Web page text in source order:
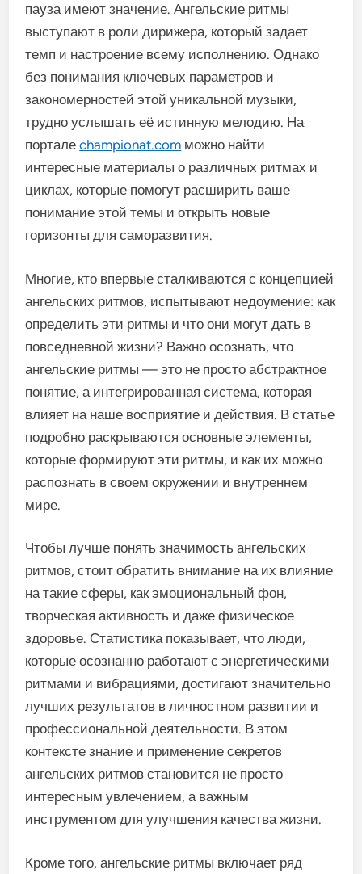
пауза имеют значение. Ангельские ритмы
выступают в роли дирижера, который задает
темп и настроение всему исполнению. Однако
без понимания ключевых параметров и
закономерностей этой уникальной музыки,
трудно услышать её истинную мелодию. На
порталеchampionat.com можно найти
интересные материалы о различных ритмах и
циклах, которые помогут расширить ваше
понимание этой темы и открыть новые
горизонты для саморазвития.
Многие, кто впервые сталкиваются с концепцией
ангельских ритмов, испытывают недоумение: как
определить эти ритмы и что они могут дать в
повседневной жизни? Важно осознать, что
ангельские ритмы — это не просто абстрактное
понятие, а интегрированная система, которая
влияет на наше восприятие и действия. В статье
подробно раскрываются основные элементы,
которые формируют эти ритмы, и как их можно
распознать в своем окружении и внутреннем
мире.
Чтобы лучше понять значимость ангельских
ритмов, стоит обратить внимание на их влияние
на такие сферы, как эмоциональный фон,
творческая активность и даже физическое
здоровье. Статистика показывает, что люди,
которые осознанно работают с энергетическими
ритмами и вибрациями, достигают значительно
лучших результатов в личностном развитии и
профессиональной деятельности. В этом
контексте знание и применение секретов
ангельских ритмов становится не просто
интересным увлечением, а важным
инструментом для улучшения качества жизни.
Кроме того, ангельские ритмы включает ряд